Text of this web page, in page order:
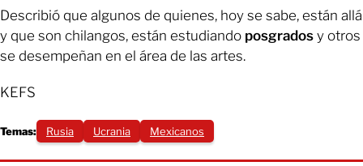
Describió que algunos de quienes, hoy se sabe, están allá
y que son chilangos, están estudiando posgrados y otros
se desempeñan en el área de las artes.
KEFS
Temas: Rusia Ucrania Mexicanos